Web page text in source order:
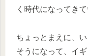
く時代になってき
ちょっとまえに、
そうになって、イ